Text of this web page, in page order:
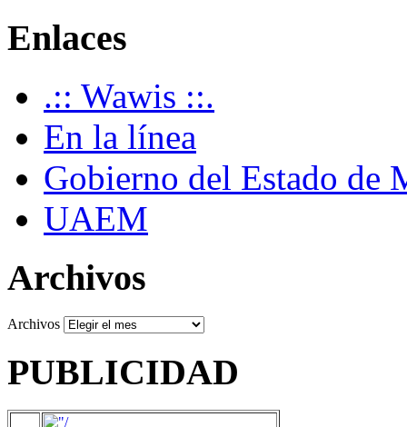
Enlaces
.:: Wawis ::.
En la línea
Gobierno del Estado de
UAEM
Archivos
Archivos
PUBLICIDAD